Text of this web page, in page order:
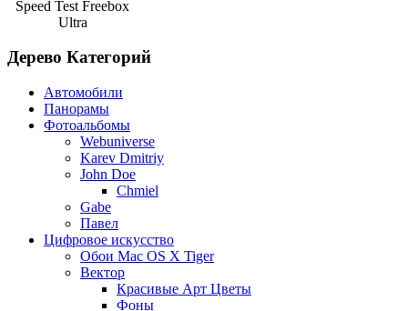
Speed Test Freebox
Ultra
Дерево Категорий
Автомобили
Панорамы
Фотоальбомы
Webuniverse
Karev Dmitriy
John Doe
Chmiel
Gabe
Павел
Цифровое искусство
Обои Mac OS X Tiger
Вектор
Красивые Арт Цветы
Фоны